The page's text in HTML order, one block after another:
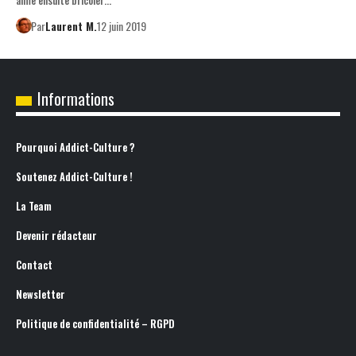
ParLaurent M.12 juin 2019
Informations
Pourquoi Addict-Culture ?
Soutenez Addict-Culture !
La Team
Devenir rédacteur
Contact
Newsletter
Politique de confidentialité – RGPD